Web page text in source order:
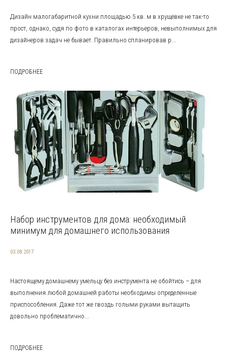
Дизайн малогабаритной кухни площадью 5 кв. м в хрущёвке не так-то
прост, однако, судя по фото в каталогах интерьеров, невыполнимых для
дизайнеров задач не бывает. Правильно спланировав р...
ПОДРОБНЕЕ
Набор инструментов для дома: необходимый
минимум для домашнего использования
03.08.2017
Настоящему домашнему умельцу без инструмента не обойтись – для
выполнения любой домашней работы необходимы определенные
приспособления. Даже тот же гвоздь голыми руками вытащить
довольно проблематично...
ПОДРОБНЕЕ